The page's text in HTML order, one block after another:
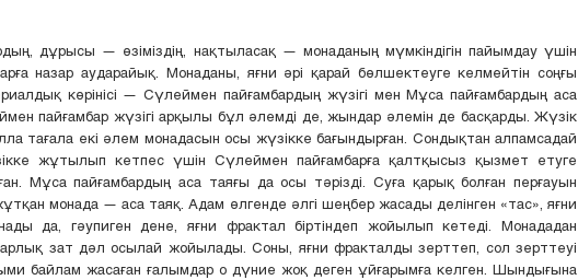
дұрысы — өзіміздің, нақтыласақ — монаданың мүмкіндігін пайымдау үшін
назар аударайық. Монаданы, яғни әрі қарай бөлшектеуге келмейтін соңғы
көрінісі — Сүлеймен пайғамбардың жүзігі мен Мұса пайғамбардың аса
пайғамбар жүзігі арқылы бұл әлемді де, жындар әлемін де басқарды. Жүзік
тағала екі әлем монадасын осы жүзікке бағындырған. Сондықтан алпамсадай
жұтылып кетпес үшін Сүлеймен пайғамбарға қалтқысыз қызмет етуге
Мұса пайғамбардың аса таяғы да осы тәрізді. Суға қарық болған перғауын
монада — аса таяқ. Адам өлгенде әлгі шеңбер жасады делінген «тас», яғни
да, гәупиген дене, яғни фрактал біртіндеп жойылып кетеді. Монададан
зат дәл осылай жойылады. Соны, яғни фракталды зерттеп, сол зерттеуі
байлам жасаған ғалымдар о дүние жоқ деген ұйғарымға келген. Шындығына